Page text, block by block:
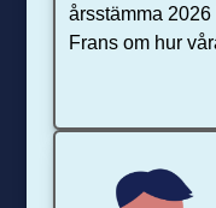
årsstämma
Frans om hur